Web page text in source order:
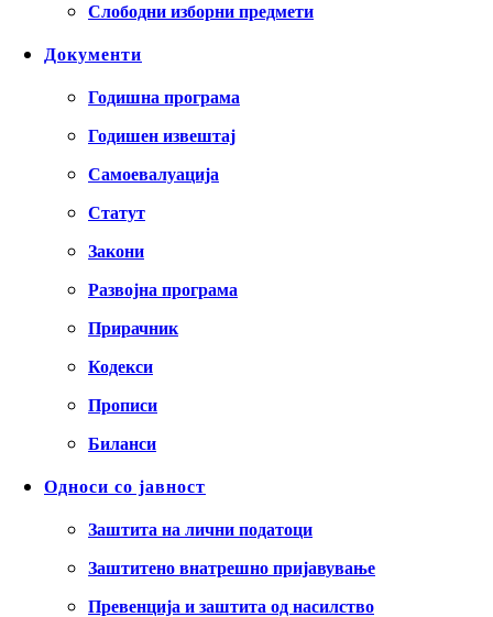
Слободни изборни предмети
Документи
Годишна програма
Годишен извештај
Самоевалуација
Статут
Закони
Развојна програма
Прирачник
Кодекси
Прописи
Биланси
Односи со јавност
Заштита на лични податоци
Заштитено внатрешно пријавување
Превенција и заштита од насилство